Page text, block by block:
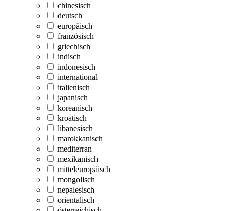
chinesisch
deutsch
europäisch
französisch
griechisch
indisch
indonesisch
international
italienisch
japanisch
koreanisch
kroatisch
libanesisch
marokkanisch
mediterran
mexikanisch
mitteleuropäisch
mongolisch
nepalesisch
orientalisch